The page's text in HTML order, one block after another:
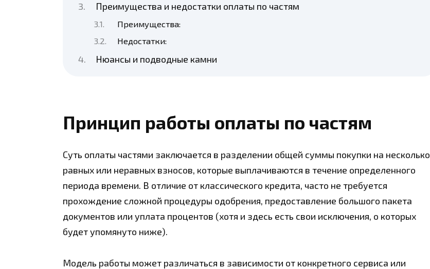
Преимущества и недостатки оплаты по частям
Преимущества:
Недостатки:
Нюансы и подводные камни
Принцип работы оплаты по частям
Суть оплаты частями заключается в разделении общей суммы покупки на несколько
равных или неравных взносов, которые выплачиваются в течение определенного
периода времени. В отличие от классического кредита, часто не требуется
прохождение сложной процедуры одобрения, предоставление большого пакета
документов или уплата процентов (хотя и здесь есть свои исключения, о которых
будет упомянуто ниже).
Модель работы может различаться в зависимости от конкретного сервиса или